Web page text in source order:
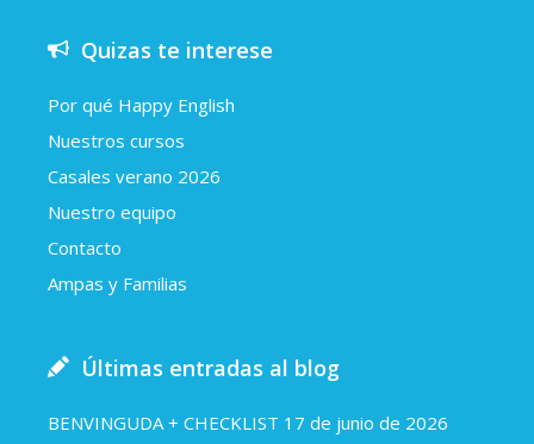
Quizas te interese
Por qué Happy English
Nuestros cursos
Casales verano 2026
Nuestro equipo
Contacto
Ampas y Familias
Últimas entradas al blog
BENVINGUDA + CHECKLIST 17 de junio de 2026